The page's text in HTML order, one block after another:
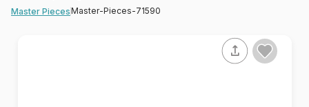
Master PiecesMaster-Pieces-71590